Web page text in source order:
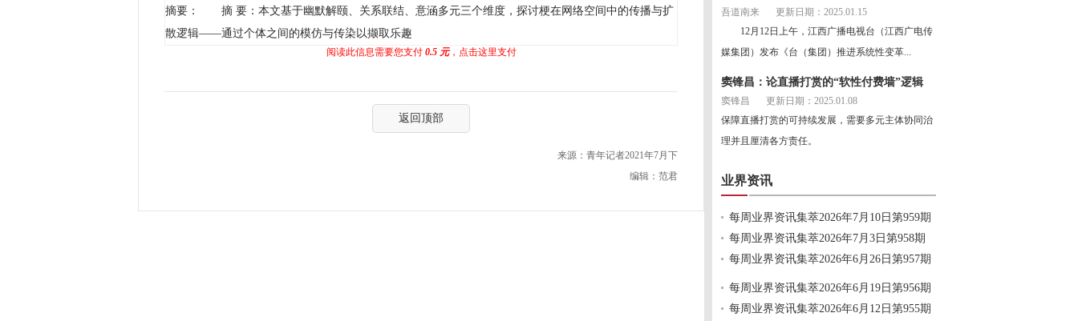
摘要： 摘 要：本文基于幽默解颐、关系联结、意涵多元三个维度，探讨梗在网络空间中的传播与扩
散逻辑——通过个体之间的模仿与传染以撷取乐趣
阅读此信息需要您支付 0.5 元，点击这里支付
返回顶部
来源：青年记者2021年7月下
编辑：范君
吾道南来
更新日期：2025.01.15
12月12日上午，江西广播电视台（江西广电传
媒集团）发布《台（集团）推进系统性变革...
窦锋昌：论直播打赏的“软性付费墙”逻辑
窦锋昌
更新日期：2025.01.08
保障直播打赏的可持续发展，需要多元主体协同治
理并且厘清各方责任。
业界资讯
每周业界资讯集萃2026年7月10日第959期
每周业界资讯集萃2026年7月3日第958期
每周业界资讯集萃2026年6月26日第957期
每周业界资讯集萃2026年6月19日第956期
每周业界资讯集萃2026年6月12日第955期